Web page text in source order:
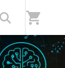
shopping_cart